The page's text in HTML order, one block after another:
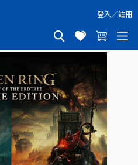
登入／註冊
數位豪華版 STEAM